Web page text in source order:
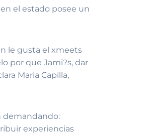
el estado posee un
le gusta el xmeets
por que Jami?s, dar
Maria Capilla,
demandando:
experiencias